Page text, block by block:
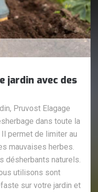
jardin avec des
Pruvost Elagage
dans toute la
permet de limiter au
mauvaises herbes.
désherbants naturels.
utilisons sont
sur votre jardin et